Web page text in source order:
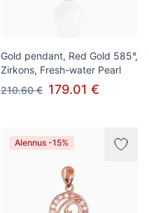
Gold pendant, Red Gold 585°,
Zirkons, Fresh-water Pearl
210.60 € 179.01 €
Alennus -15%